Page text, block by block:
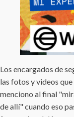
Los encargados de
las fotos y videos
menciono al final
de allí" cuando eso